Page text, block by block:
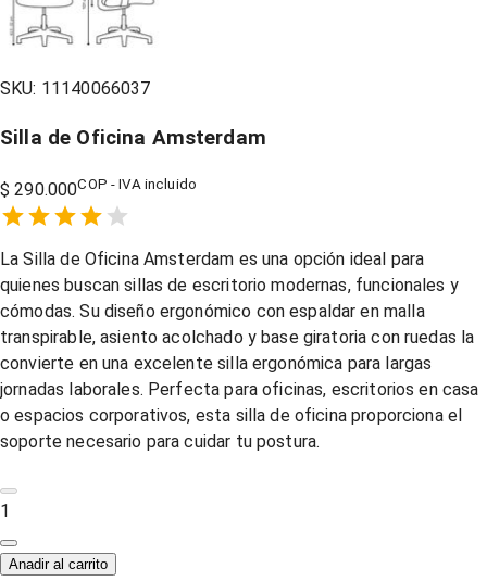
SKU: 11140066037
Silla de Oficina Amsterdam
$ 290.000COP - IVA incluido
1 Star,
2 Stars,
3 Stars,
4 Stars,
5 Stars,
La Silla de Oficina Amsterdam es una opción ideal para
quienes buscan sillas de escritorio modernas, funcionales y
cómodas. Su diseño ergonómico con espaldar en malla
transpirable, asiento acolchado y base giratoria con ruedas la
convierte en una excelente silla ergonómica para largas
jornadas laborales. Perfecta para oficinas, escritorios en casa
o espacios corporativos, esta silla de oficina proporciona el
soporte necesario para cuidar tu postura.
1
Anadir al carrito